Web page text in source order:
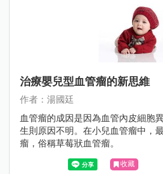
治療嬰兒型血管瘤的新思維
作者：湯國廷
血管瘤的成因是因為血管內皮細胞
生則原因不明。在小兒血管瘤中，
瘤，俗稱草莓狀血管瘤。
收藏